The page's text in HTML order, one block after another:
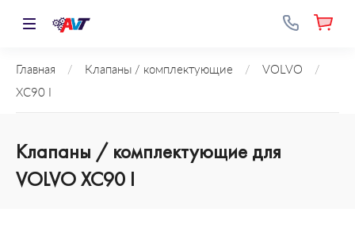
Главная / Клапаны / комплектующие / VOLVO
/
XC90 I
Клапаны / комплектующие для
VOLVO XC90 I